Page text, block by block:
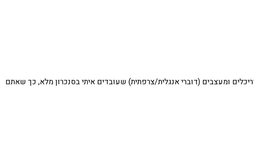
ומעצבים (דוברי אנגלית/צרפתית) שעובדים איתי בסנכרון מלא, כך שאתם